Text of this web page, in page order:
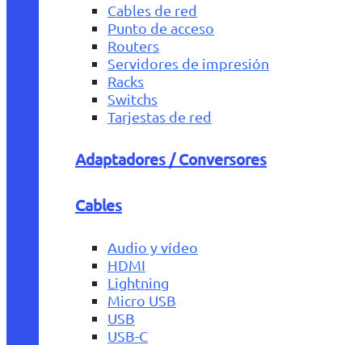
Cables de red
Punto de acceso
Routers
Servidores de impresión
Racks
Switchs
Tarjestas de red
Adaptadores / Conversores
Cables
Audio y vídeo
HDMI
Lightning
Micro USB
USB
USB-C